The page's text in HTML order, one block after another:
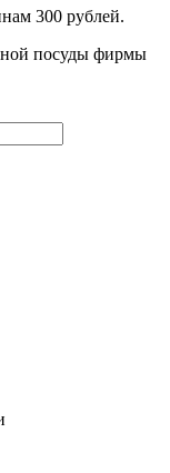
300 рублей.
посуды фирмы